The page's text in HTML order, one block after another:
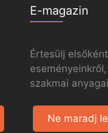
E-magazin
Értesülj elsőként
szakmai
Ne maradj